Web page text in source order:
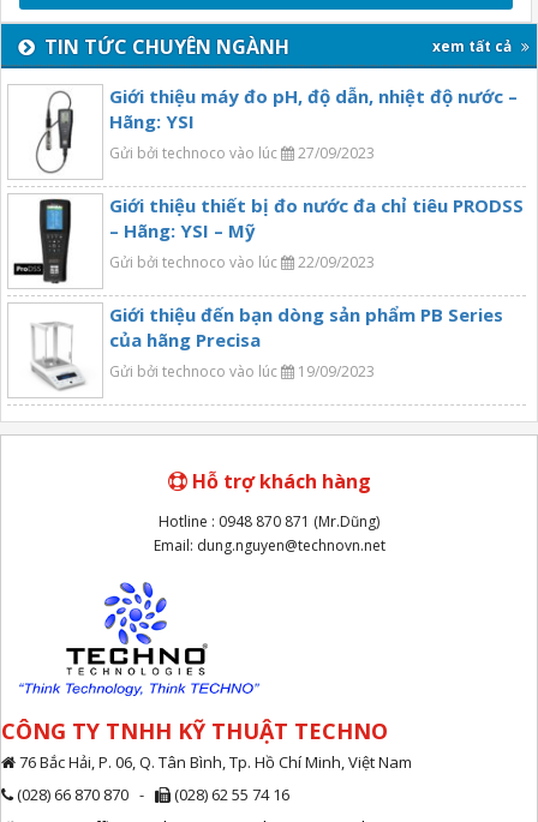
TIN TỨC CHUYÊN NGÀNH xem tất cả
Giới thiệu máy đo pH, độ dẫn, nhiệt độ nước –
Hãng: YSI
Gửi bởi technoco vào lúc 27/09/2023
Giới thiệu thiết bị đo nước đa chỉ tiêu PRODSS
– Hãng: YSI – Mỹ
Gửi bởi technoco vào lúc 22/09/2023
Giới thiệu đến bạn dòng sản phẩm PB Series
của hãng Precisa
Gửi bởi technoco vào lúc 19/09/2023
Hỗ trợ khách hàng
Hotline : 0948 870 871 (Mr.Dũng)
Email: dung.nguyen@technovn.net
CÔNG TY TNHH KỸ THUẬT TECHNO
76 Bắc Hải, P. 06, Q. Tân Bình, Tp. Hồ Chí Minh, Việt Nam
(028) 66 870 870 -
(028) 62 55 74 16